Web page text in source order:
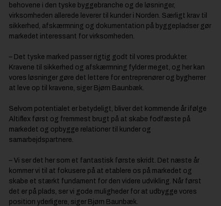
behovene i den tyske byggebranche og de løsninger,
virksomheden allerede leverer til kunder i Norden. Særligt krav til
sikkerhed, afskærmning og dokumentation på byggepladser gør
markedet interessant for virksomheden.
– Det tyske marked passer rigtig godt til vores produkter.
Kravene til sikkerhed og afskærmning fylder meget, og her kan
vores løsninger gøre det lettere for entreprenører og bygherrer
at leve op til kravene, siger Bjørn Baunbæk.
Selvom potentialet er betydeligt, bliver det kommende år ifølge
Altiflex først og fremmest brugt på at skabe fodfæste på
markedet og opbygge relationer til kunder og
samarbejdspartnere.
– Vi ser det her som et fantastisk første skridt. Det næste år
kommer vi til at fokusere på at etablere os på markedet og
skabe et stærkt fundament for den videre udvikling. Når først
det er på plads, ser vi gode muligheder for at udbygge vores
position yderligere, siger Bjørn Baunbæk.